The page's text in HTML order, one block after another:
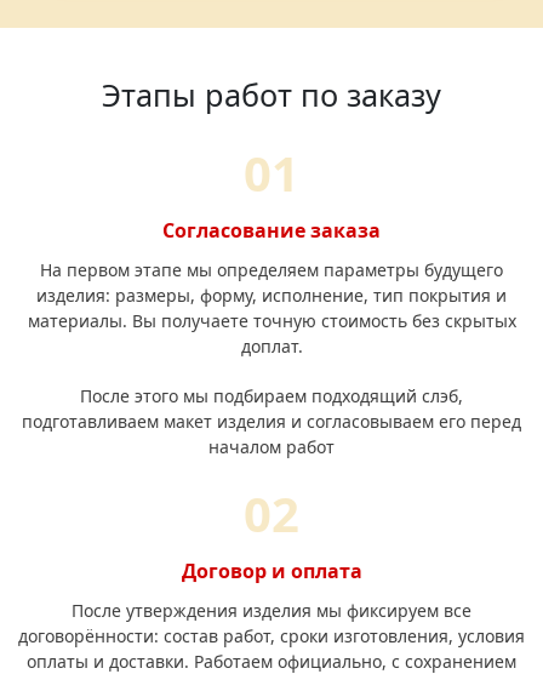
Этапы работ по заказу
Согласование заказа
На первом этапе мы определяем параметры будущего
изделия: размеры, форму, исполнение, тип покрытия и
материалы. Вы получаете точную стоимость без скрытых
доплат.
После этого мы подбираем подходящий слэб,
подготавливаем макет изделия и согласовываем его перед
началом работ
Договор и оплата
После утверждения изделия мы фиксируем все
договорённости: состав работ, сроки изготовления, условия
оплаты и доставки. Работаем официально, с сохранением